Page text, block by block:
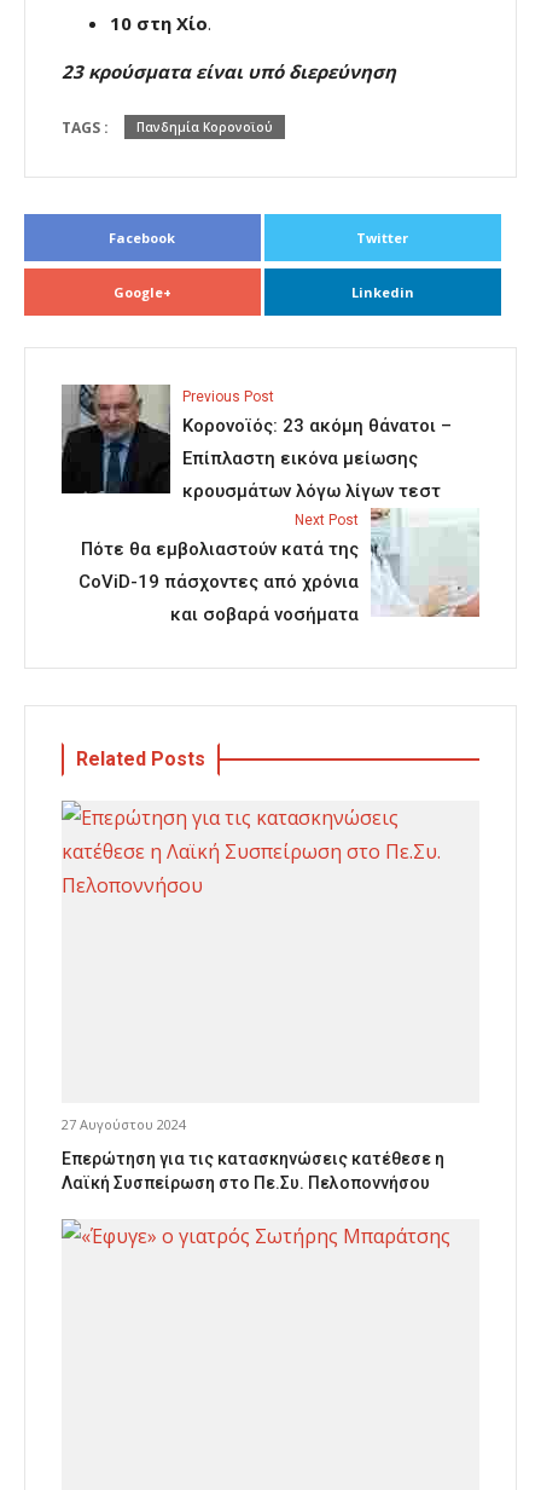
10 στη Χίο.
23 κρούσματα είναι υπό διερεύνηση
TAGS : Πανδημία Κορονοϊού
Facebook Twitter
Google+ Linkedin
Previous Post
Κορονοϊός: 23 ακόμη θάνατοι –
Επίπλαστη εικόνα μείωσης
κρουσμάτων λόγω λίγων τεστ
Next Post
Πότε θα εμβολιαστούν κατά της
CoViD-19 πάσχοντες από χρόνια
και σοβαρά νοσήματα
Related Posts
27 Αυγούστου 2024
Επερώτηση για τις κατασκηνώσεις κατέθεσε η
Λαϊκή Συσπείρωση στο Πε.Συ. Πελοποννήσου